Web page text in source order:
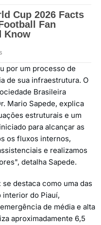
por um processo de
de sua infraestrutura. O
Brasileira
Mario Sapede, explica
estruturais e um
para alcançar as
os fluxos internos,
e realizamos
detalha Sapede.
se destaca como uma das
interior do Piauí,
de média e alta
aproximadamente 6,5